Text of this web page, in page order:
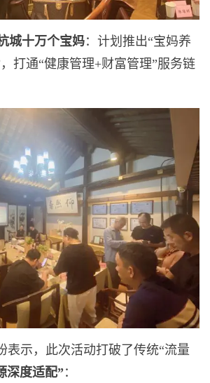
城十万个宝妈：计划推出“宝妈养
打通“健康管理+财富管理”服务链
表示，此次活动打破了传统“流量
深度适配”：